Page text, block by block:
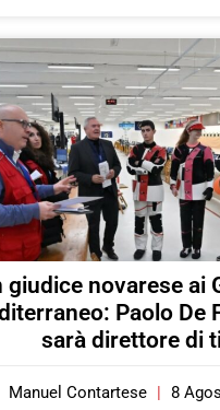
giudice novarese ai
Paolo De
sarà direttore di
Manuel Contartese 8